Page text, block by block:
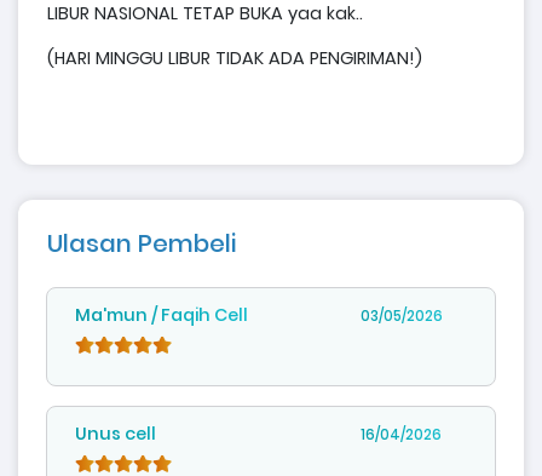
LIBUR NASIONAL TETAP BUKA yaa kak..
(HARI MINGGU LIBUR TIDAK ADA PENGIRIMAN!)
Ulasan Pembeli
Ma'mun / Faqih Cell 03/05/2026
Unus cell 16/04/2026